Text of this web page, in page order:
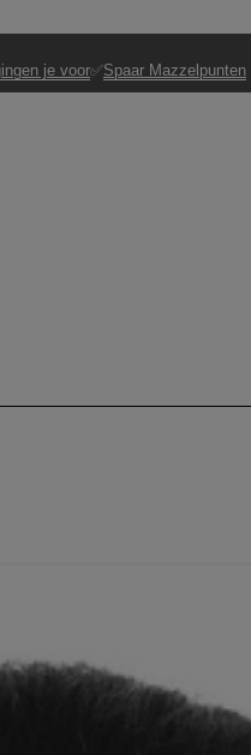
je voor✅Spaar Mazzelpunten